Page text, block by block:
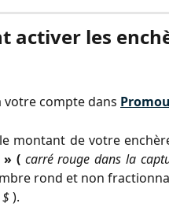
activer les
votre compte dans
montant de votre
» ( carré rouge dans la
rond et non
).